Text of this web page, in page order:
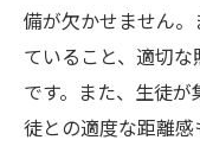
個別指導
徴
個別指導
個別指導
備が欠かせません
ていること、適切
です。また、生徒
徒との適度な距離感